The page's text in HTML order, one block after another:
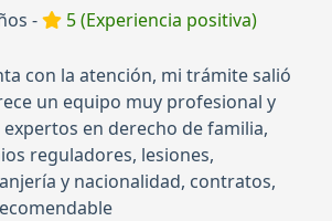
-
5 (Experiencia positiva)
con la atención, mi trámite salió
un equipo muy profesional y
en derecho de familia,
reguladores, lesiones,
y nacionalidad, contratos,